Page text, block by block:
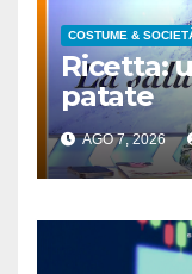
COSTUME &
Ricetta:
patate
AGO 7, 2026